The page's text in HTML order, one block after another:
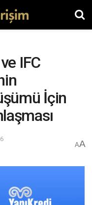
IFC
İçin
AA